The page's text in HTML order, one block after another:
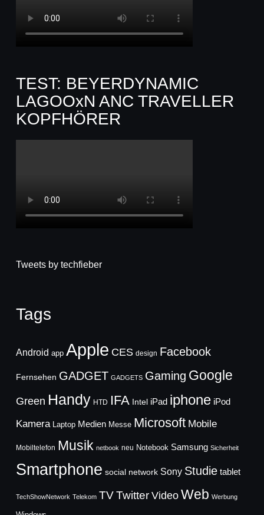
TEST: BEYERDYNAMIC
LAGOOxN ANC TRAVELLER
KOPFHÖRER
Tweets by techfieber
Tags
Android app Apple CES design Facebook
Fernsehen GADGET GADGETS Gaming Google
Green Handy HTD IFA Intel iPad iphone iPod
Kamera Laptop Medien Messe Microsoft Mobile
Mobiltelefon Musik netbook neu Notebook Samsung Sicherheit
Smartphone social network Sony Studie tablet
TechShowNetwork Telekom TVTwitter Video Web Werbung